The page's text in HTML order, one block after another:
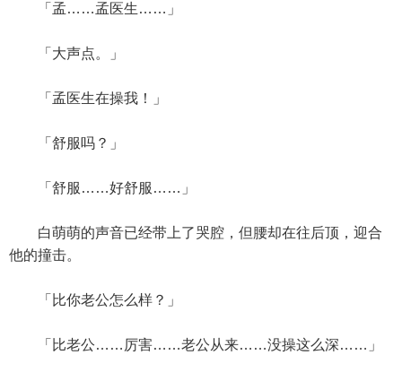
「孟……孟医生……」
「大声点。」
「孟医生在操我！」
「舒服吗？」
「舒服……好舒服……」
白萌萌的声音已经带上了哭腔，但腰却在往后顶，迎合
他的撞击。
「比你老公怎么样？」
「比老公……厉害……老公从来……没操这么深……」